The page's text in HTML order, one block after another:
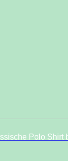
Polo Shirt